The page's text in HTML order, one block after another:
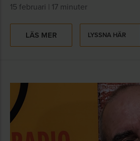
15 februari | 17 minuter
LÄS MER LYSSNA HÄR